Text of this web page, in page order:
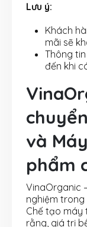
Lưu ý:
Khách
mãi sẽ
Thông
đến khi
và
phẩm
VinaOrganic
nghiệm trong
Chế tạo máy
rằng, giá trị